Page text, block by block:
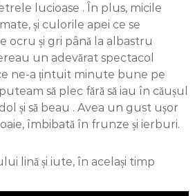
lucioase . În plus, micile
și culorile apei ce se
ocru și gri până la albastru
un adevărat spectacol
ne-a țintuit minute bune pe
să plec fără să iau în căușul
și să beau . Avea un gust ușor
îmbibată în frunze și ierburi.
lină și iute, în același timp